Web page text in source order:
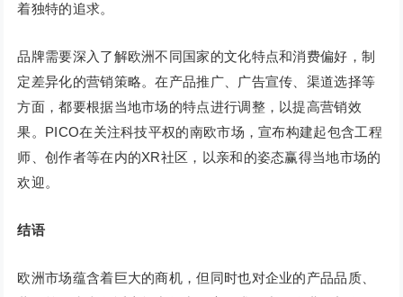
着独特的追求。
品牌需要深入了解欧洲不同国家的文化特点和消费偏好，制
定差异化的营销策略。在产品推广、广告宣传、渠道选择等
方面，都要根据当地市场的特点进行调整，以提高营销效
果。PICO在关注科技平权的南欧市场，宣布构建起包含工程
师、创作者等在内的XR社区，以亲和的姿态赢得当地市场的
欢迎。
结语
欧洲市场蕴含着巨大的商机，但同时也对企业的产品品质、